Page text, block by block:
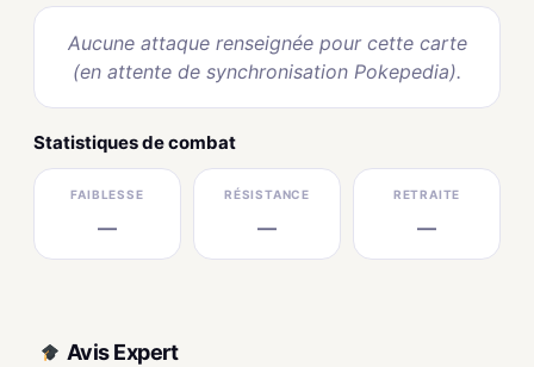
Aucune attaque renseignée pour cette carte
(en attente de synchronisation Pokepedia).
Statistiques de combat
FAIBLESSE
—
RÉSISTANCE
—
RETRAITE
—
Avis Expert